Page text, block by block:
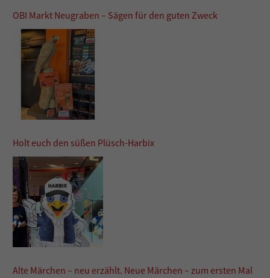
OBI Markt Neugraben – Sägen für den guten Zweck
Holt euch den süßen Plüsch-Harbix
Alte Märchen – neu erzählt. Neue Märchen – zum ersten Mal